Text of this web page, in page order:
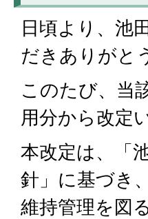
日頃より、池
だきありがと
このたび、当
用分から改定
本改定は、「
針」に基づき
維持管理を図